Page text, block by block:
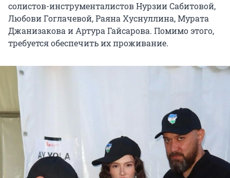
солистов-инструменталистов Нурзии Сабитовой,
Любови Гоглачевой, Раяна Хуснуллина, Мурата
Джанизакова и Артура Гайсарова. Помимо этого,
требуется обеспечить их проживание.